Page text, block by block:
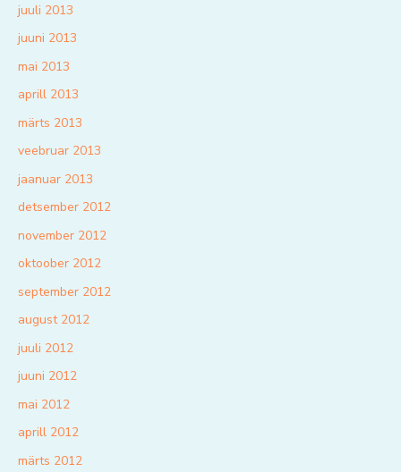
juuli 2013
juuni 2013
mai 2013
aprill 2013
märts 2013
veebruar 2013
jaanuar 2013
detsember 2012
november 2012
oktoober 2012
september 2012
august 2012
juuli 2012
juuni 2012
mai 2012
aprill 2012
märts 2012